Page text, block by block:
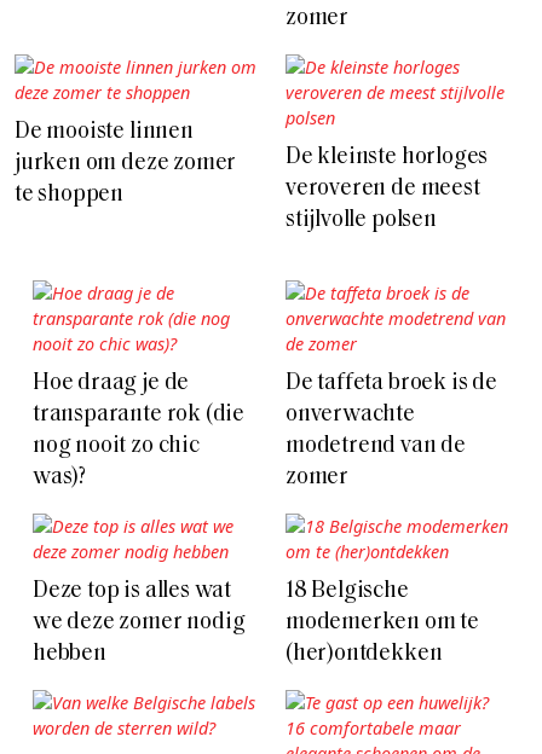
zomer
De mooiste linnen
jurken om deze zomer
te shoppen
De kleinste horloges
veroveren de meest
stijlvolle polsen
Hoe draag je de
transparante rok (die
nog nooit zo chic
was)?
De taffeta broek is de
onverwachte
modetrend van de
zomer
Deze top is alles wat
we deze zomer nodig
hebben
18 Belgische
modemerken om te
(her)ontdekken